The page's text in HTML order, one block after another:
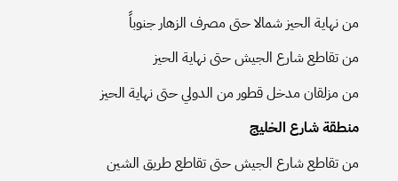
من نهاية الحيز شمالا حتى مصرف الزهار جنوباً
من تقاطع شارع الجيش حتى نهاية الحيز
من مزلقان مدخل قطور من الدولي حتى نهاية الحيز
منطقة شارع الخليج
من تقاطع شارع الجيش حتى تقاطع طريق الشين